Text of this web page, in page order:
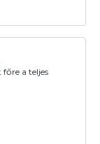
a teljes